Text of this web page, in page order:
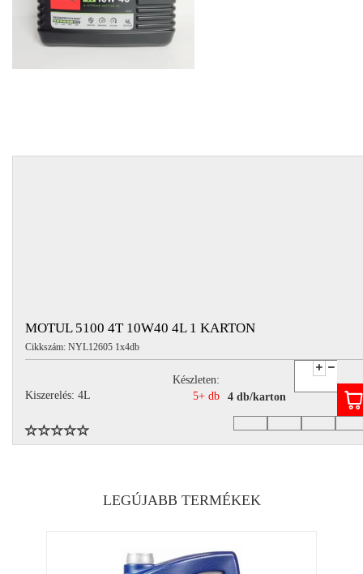
EGYÉB
SPECIÁLIS
AJÁNLATOK
MOTUL 5100 4T 10W40 4L 1 KARTON
Cikkszám: NYL12605 1x4db
Kiszerelés: 4L
Készleten:
5+ db
4 db/karton
LEGÚJABB TERMÉKEK